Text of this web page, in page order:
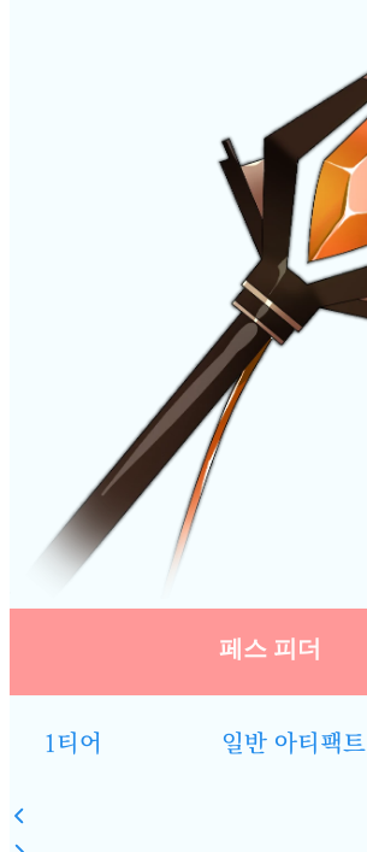
페스 피더
1티어 일반 아티팩트